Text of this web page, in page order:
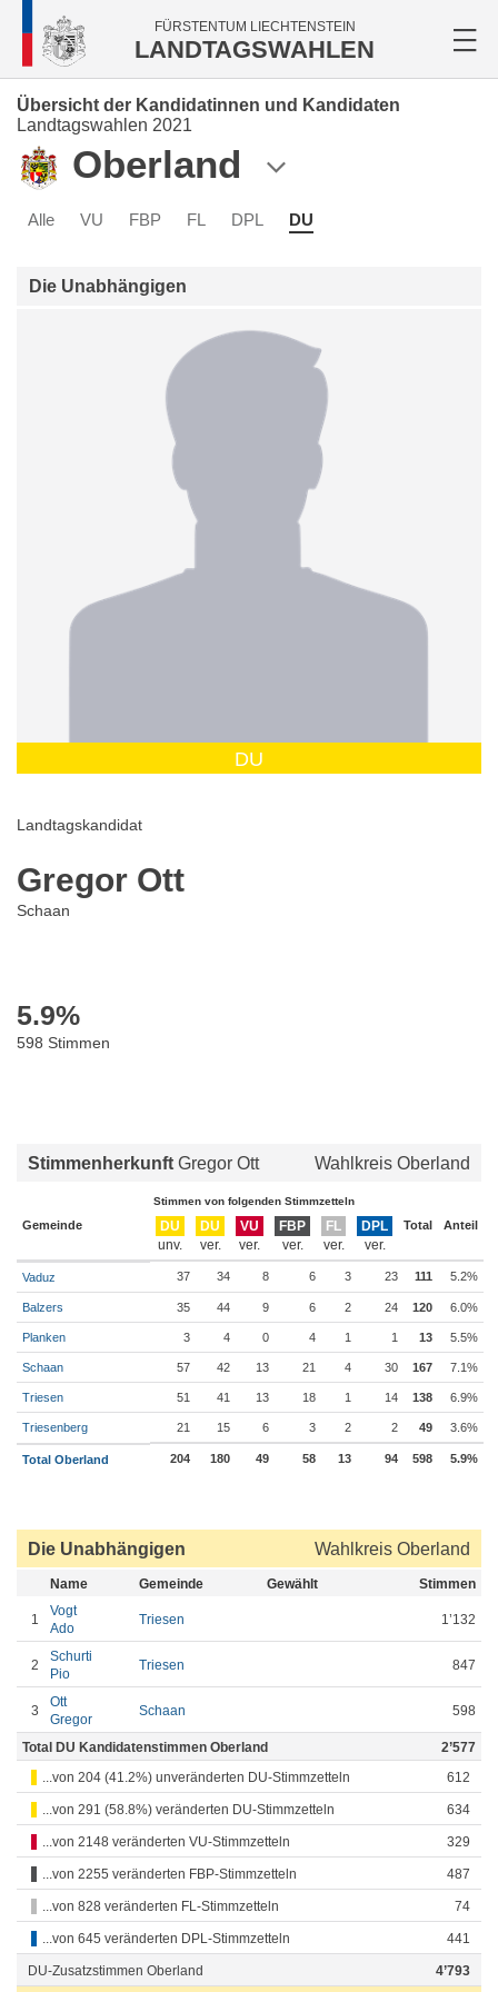
FÜRSTENTUM LIECHTENSTEIN
LANDTAGSWAHLEN
Übersicht der Kandidatinnen und Kandidaten
Landtagswahlen 2021
Oberland
Alle VU FBP FL DPL DU
Die Unabhängigen
DU
Landtagskandidat
Gregor Ott
Schaan
5.9%
598 Stimmen
Stimmenherkunft Gregor Ott Wahlkreis Oberland
Stimmen von folgenden Stimmzetteln
Gemeinde DU DU VU FBP FL DPL Total Anteil
Vaduz 37 34 8 6 3 23 111 5.2%
Balzers 35 44 9 6 2 24 120 6.0%
Planken 3 4 0 4 1 1 13 5.5%
Schaan 57 42 13 21 4 30 167 7.1%
Triesen 51 41 13 18 1 14 138 6.9%
Triesenberg 21 15 6 3 2 2 49 3.6%
Total Oberland 204 180 49 58 13 94 598 5.9%
Die Unabhängigen Wahlkreis Oberland
Name Gemeinde Gewählt Stimmen
1
Vogt
Ado
Triesen 1’132
2
Schurti
Pio
Triesen 847
3
Ott
Gregor
Schaan 598
Total DU Kandidatenstimmen Oberland
2’577
...von 204 (41.2%) unveränderten DU-Stimmzetteln
612
...von 291 (58.8%) veränderten DU-Stimmzetteln 634
...von 2148 veränderten VU-Stimmzetteln 329
...von 2255 veränderten FBP-Stimmzetteln 487
...von 828 veränderten FL-Stimmzetteln 74
...von 645 veränderten DPL-Stimmzetteln 441
DU-Zusatzstimmen Oberland 4’793